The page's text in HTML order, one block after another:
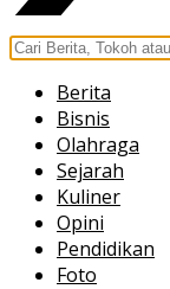
Berita
Bisnis
Olahraga
Sejarah
Kuliner
Opini
Pendidikan
Foto